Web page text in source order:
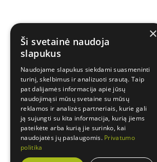
×
Ši svetainė naudoja
slapukus
Naudojame slapukus siekdami suasmeninti
turinį, skelbimus ir analizuoti srautą. Taip
pat dalijamės informacija apie jūsų
naudojimąsi mūsų svetaine su mūsų
reklamos ir analizės partneriais, kurie gali
ją sujungti su kita informacija, kurią jiems
pateikėte arba kurią jie surinko, kai
naudojatės jų paslaugomis. Privatumo
politika